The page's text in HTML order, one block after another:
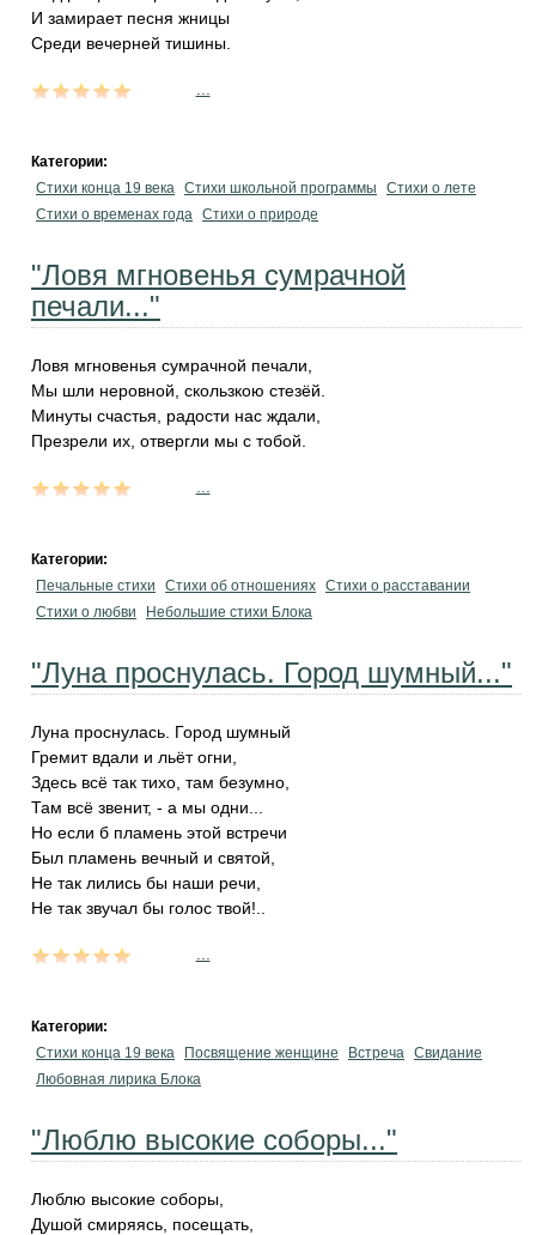
И замирает песня жницы
Среди вечерней тишины.
Категории:
Стихи конца 19 века Стихи школьной программы
Стихи о лете
Стихи о временах года Стихи о природе
"Ловя мгновенья сумрачной
печали..."
Ловя мгновенья сумрачной печали,
Мы шли неровной, скользкою стезёй.
Минуты счастья, радости нас ждали,
Презрели их, отвергли мы с тобой.
Категории:
Печальные стихи
Стихи об отношениях Стихи о расставании
Стихи о любви
Небольшие стихи Блока
"Луна проснулась. Город шумный..."
Луна проснулась. Город шумный
Гремит вдали и льёт огни,
Здесь всё так тихо, там безумно,
Там всё звенит, - а мы одни...
Но если б пламень этой встречи
Был пламень вечный и святой,
Не так лились бы наши речи,
Не так звучал бы голос твой!..
Категории:
Стихи конца 19 века
Посвящение женщине Встреча Свидание
Любовная лирика Блока
"Люблю высокие соборы..."
Люблю высокие соборы,
Душой смиряясь, посещать,